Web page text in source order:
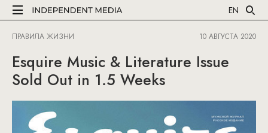
EN
ПРАВИЛА ЖИЗНИ 10 АВГУСТА 2020
Esquire Music & Literature Issue
Sold Out in 1.5 Weeks